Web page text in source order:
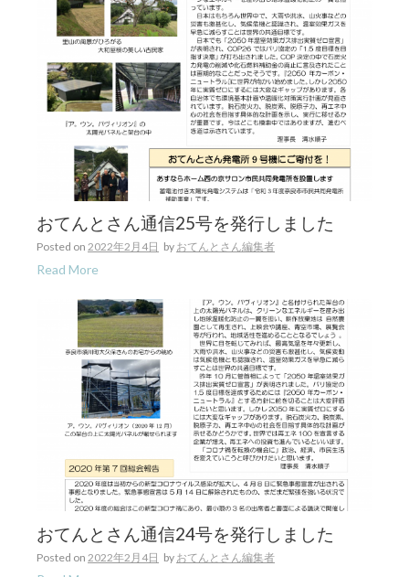
おてんとさん通信25号を発行しました
Posted on 2022年2月4日 by おてんとさん編集者
Read More
おてんとさん通信24号を発行しました
Posted on 2022年2月4日 by おてんとさん編集者